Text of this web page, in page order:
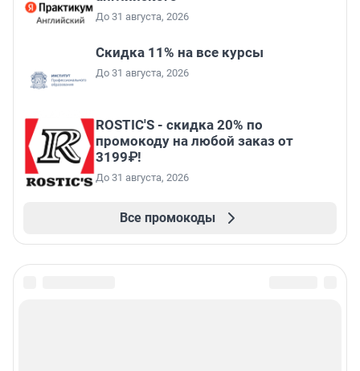
До 31 августа, 2026
Скидка 11% на все курсы
До 31 августа, 2026
ROSTIC'S - скидка 20% по
промокоду на любой заказ от
3199₽!
До 31 августа, 2026
Все промокоды